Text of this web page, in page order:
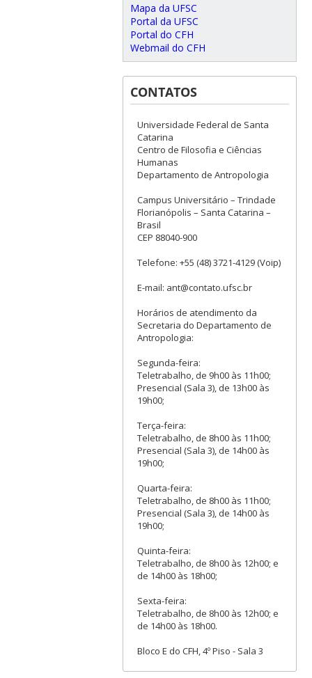
Mapa da UFSC
Portal da UFSC
Portal do CFH
Webmail do CFH
CONTATOS
Universidade Federal de Santa
Catarina
Centro de Filosofia e Ciências
Humanas
Departamento de Antropologia
Campus Universitário – Trindade
Florianópolis – Santa Catarina –
Brasil
CEP 88040-900
Telefone: +55 (48) 3721-4129 (Voip)
E-mail: ant@contato.ufsc.br
Horários de atendimento da
Secretaria do Departamento de
Antropologia:
Segunda-feira:
Teletrabalho, de 9h00 às 11h00;
Presencial (Sala 3), de 13h00 às
19h00;
Terça-feira:
Teletrabalho, de 8h00 às 11h00;
Presencial (Sala 3), de 14h00 às
19h00;
Quarta-feira:
Teletrabalho, de 8h00 às 11h00;
Presencial (Sala 3), de 14h00 às
19h00;
Quinta-feira:
Teletrabalho, de 8h00 às 12h00; e
de 14h00 às 18h00;
Sexta-feira:
Teletrabalho, de 8h00 às 12h00; e
de 14h00 às 18h00.
Bloco E do CFH, 4º Piso - Sala 3